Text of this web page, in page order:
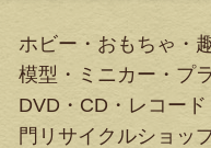
ホビー・おもちゃ・
模型・ミニカー・プ
DVD・CD・レコー
門リサイクルショッ